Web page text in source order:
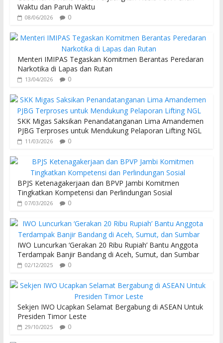
k p
Waktu dan Paruh Waktu
08/06/2026 0
Menteri IMIPAS Tegaskan Komitmen Berantas Peredaran
Narkotika di Lapas dan Rutan
13/04/2026 0
SKK Migas Saksikan Penandatanganan Lima Amandemen
PJBG Terproses untuk Mendukung Pelaporan Lifting NGL
11/03/2026 0
BPJS Ketenagakerjaan dan BPVP Jambi Komitmen
Tingkatkan Kompetensi dan Perlindungan Sosial
07/03/2026 0
IWO Luncurkan ‘Gerakan 20 Ribu Rupiah’ Bantu Anggota
Terdampak Banjir Bandang di Aceh, Sumut, dan Sumbar
02/12/2025 0
Sekjen IWO Ucapkan Selamat Bergabung di ASEAN Untuk
Presiden Timor Leste
29/10/2025 0